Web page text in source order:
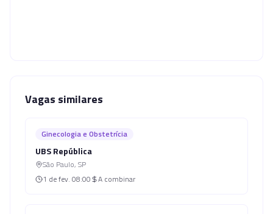
Vagas similares
Ginecologia e Obstetrícia
UBS República
São Paulo, SP
1 de fev. 08:00 A combinar